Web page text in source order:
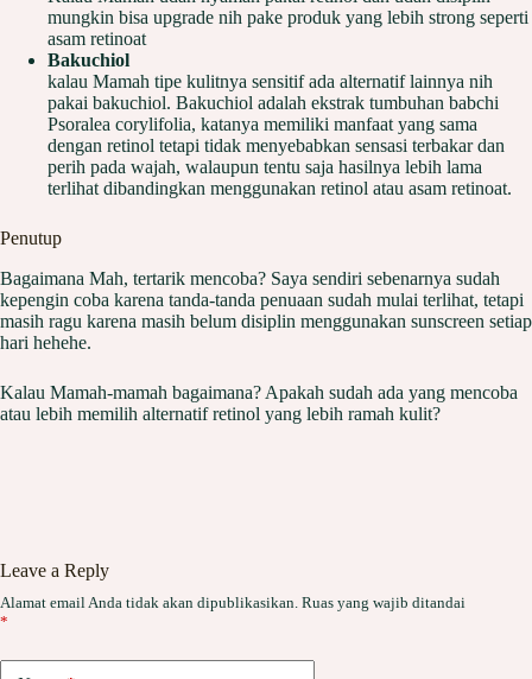
mungkin bisa upgrade nih pake produk yang lebih strong seperti
asam retinoat
Bakuchiol
kalau Mamah tipe kulitnya sensitif ada alternatif lainnya nih
pakai bakuchiol. Bakuchiol adalah ekstrak tumbuhan babchi
Psoralea corylifolia, katanya memiliki manfaat yang sama
dengan retinol tetapi tidak menyebabkan sensasi terbakar dan
perih pada wajah, walaupun tentu saja hasilnya lebih lama
terlihat dibandingkan menggunakan retinol atau asam retinoat.
Penutup
Bagaimana Mah, tertarik mencoba? Saya sendiri sebenarnya sudah
kepengin coba karena tanda-tanda penuaan sudah mulai terlihat, tetapi
masih ragu karena masih belum disiplin menggunakan sunscreen setiap
hari hehehe.
Kalau Mamah-mamah bagaimana? Apakah sudah ada yang mencoba
atau lebih memilih alternatif retinol yang lebih ramah kulit?
Leave a Reply
Alamat email Anda tidak akan dipublikasikan. Ruas yang wajib ditandai
*